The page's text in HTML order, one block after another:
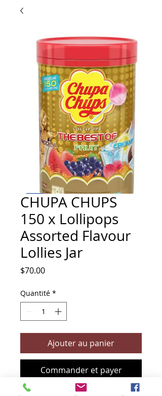
CHUPA CHUPS
150 x Lollipops
Assorted Flavour
Lollies Jar
$70.00Prix
Quantité *
Ajouter au panier
Commander et payer